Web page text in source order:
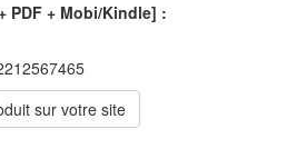
PDF + Mobi/Kindle] :
sur votre site